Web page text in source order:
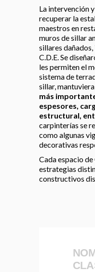
La intervención
recuperar la
maestros en
muros de sillar
sillares
C.D.E. Se
les permiten el
sistema de
sillar,
más
espesores,
estructural,
carpinterías se
como algunas
decorativas
Cada espacio
estrategias
constructivos